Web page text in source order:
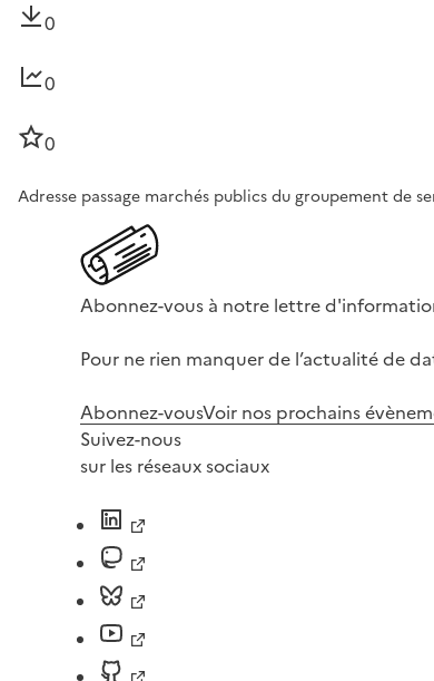
0
0
0
Adresse passage marchés publics du groupement de
Abonnez-vous à notre lettre
Pour ne rien manquer de l’actualité de
Abonnez-vousVoir nos prochains
Suivez-nous
sur les réseaux sociaux